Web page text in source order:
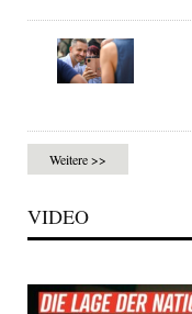
Weitere >>
VIDEO